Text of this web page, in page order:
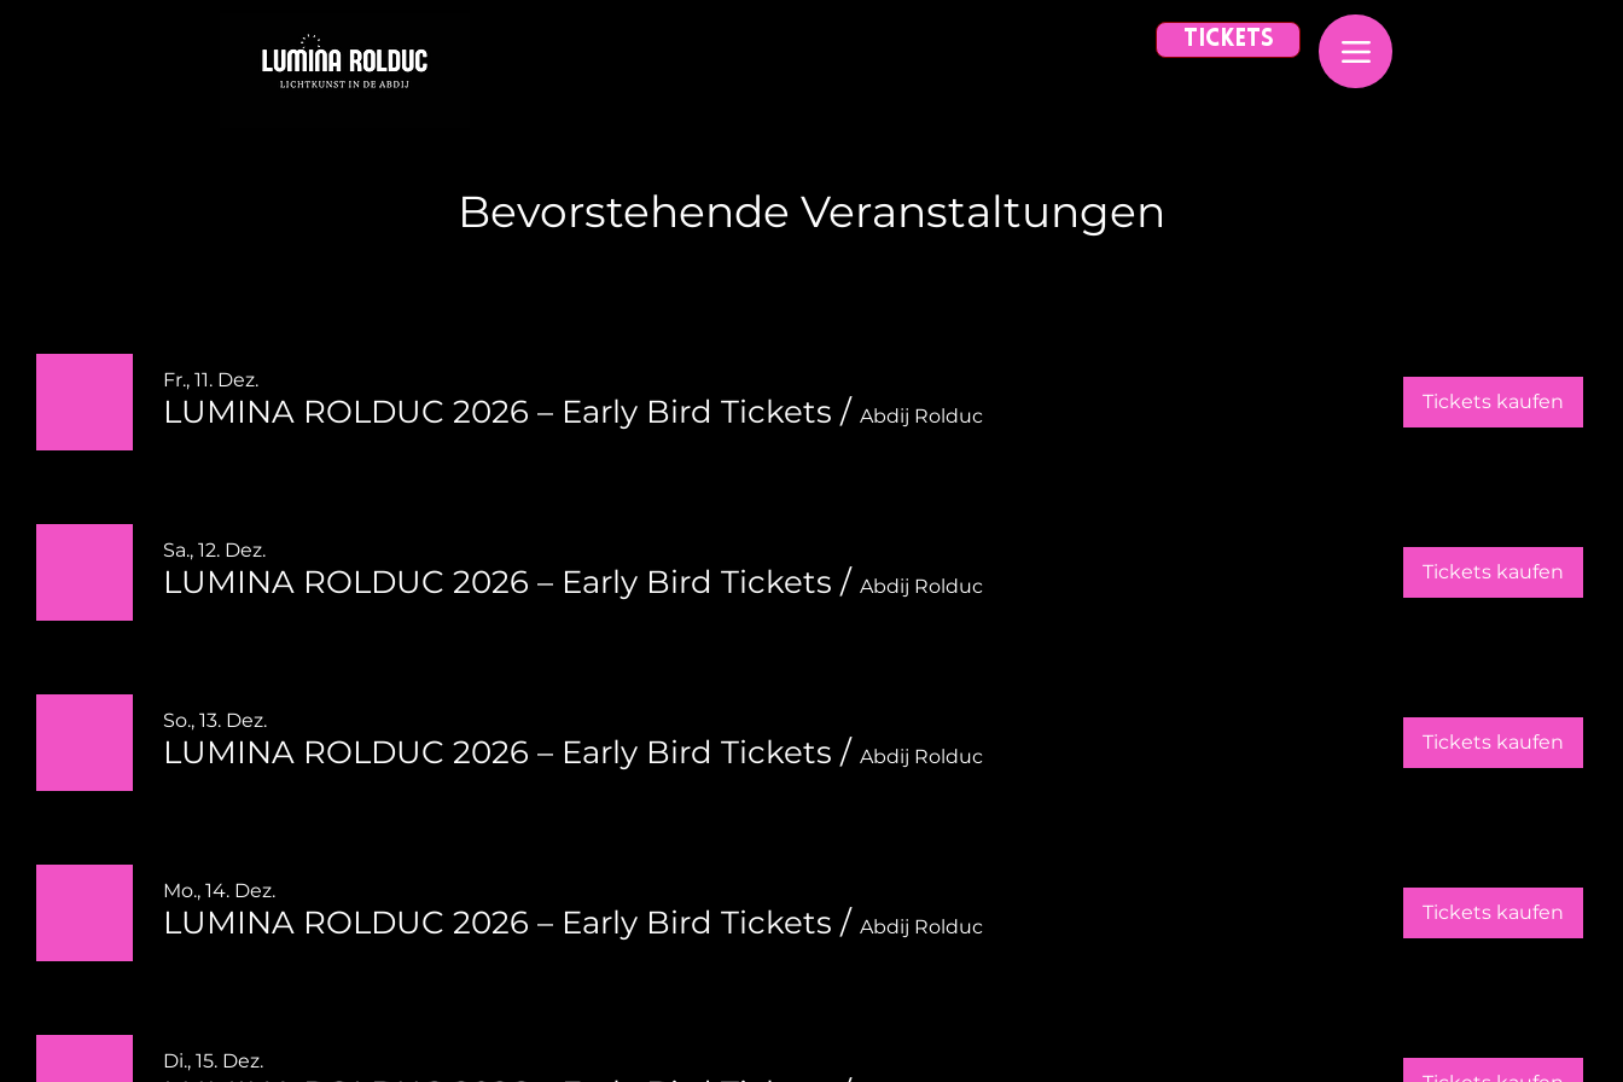
TICKETS
Bevorstehende Veranstaltungen
Fr., 11. Dez.
LUMINA ROLDUC 2026 – Early Bird Tickets / Abdij Rolduc
Tickets kaufen
Sa., 12. Dez.
LUMINA ROLDUC 2026 – Early Bird Tickets / Abdij Rolduc
Tickets kaufen
So., 13. Dez.
LUMINA ROLDUC 2026 – Early Bird Tickets / Abdij Rolduc
Tickets kaufen
Mo., 14. Dez.
LUMINA ROLDUC 2026 – Early Bird Tickets / Abdij Rolduc
Tickets kaufen
Di., 15. Dez.